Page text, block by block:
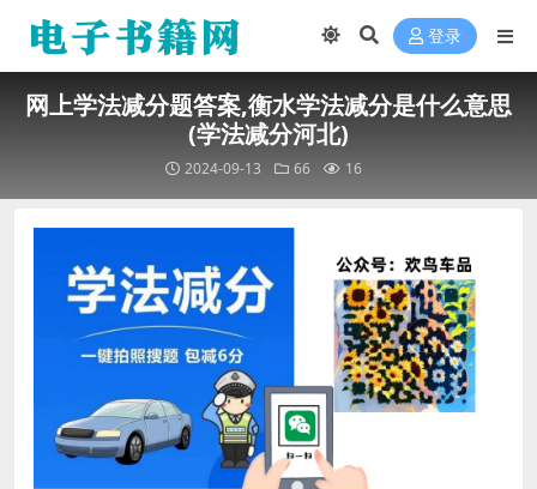
登录
网上学法减分题答案,衡水学法减分是什么意思
(学法减分河北)
2024-09-13 66 16